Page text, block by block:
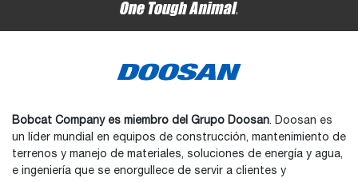
Bobcat Company es miembro del Grupo Doosan. Doosan es
un líder mundial en equipos de construcción, mantenimiento de
terrenos y manejo de materiales, soluciones de energía y agua,
e ingeniería que se enorgullece de servir a clientes y